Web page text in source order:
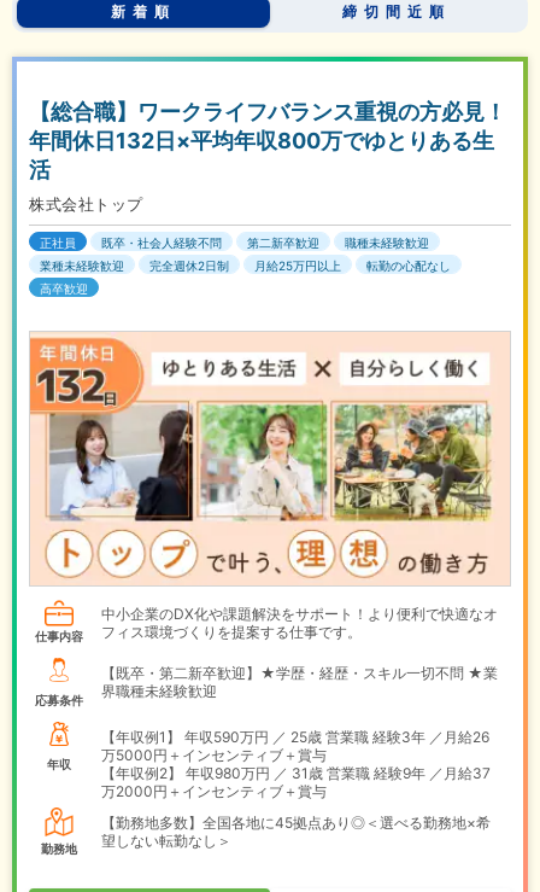
新着順 締切間近順
【総合職】ワークライフバランス重視の方必見！
年間休日132日×平均年収800万でゆとりある生
活
株式会社トップ
正社員 既卒・社会人経験不問 第二新卒歓迎
職種未経験歓迎
業種未経験歓迎
完全週休2日制 月給25万円以上
転勤の心配なし
高卒歓迎
仕事内容
中小企業のDX化や課題解決をサポート！より便利で快適なオ
フィス環境づくりを提案する仕事です。
応募条件
【既卒・第二新卒歓迎】★学歴・経歴・スキル一切不問 ★業
界職種未経験歓迎
年収
【年収例1】
年収590万円 ／ 25歳 営業職 経験3年 ／月給26
万5000円＋インセンティブ＋賞与
【年収例2】
年収980万円 ／ 31歳 営業職 経験9年 ／月給37
万2000円＋インセンティブ＋賞与
勤務地
【勤務地多数】全国各地に45拠点あり◎＜選べる勤務地×希
望しない転勤なし＞